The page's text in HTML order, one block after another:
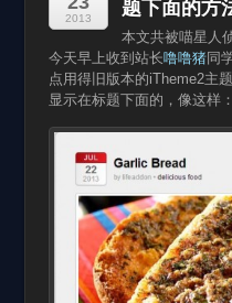
2013
题下面的方
本文共被喵星人
今天早上收到站长噜噜猪同
点用得旧版本的iTheme2主
显示在标题下面的，像这样：